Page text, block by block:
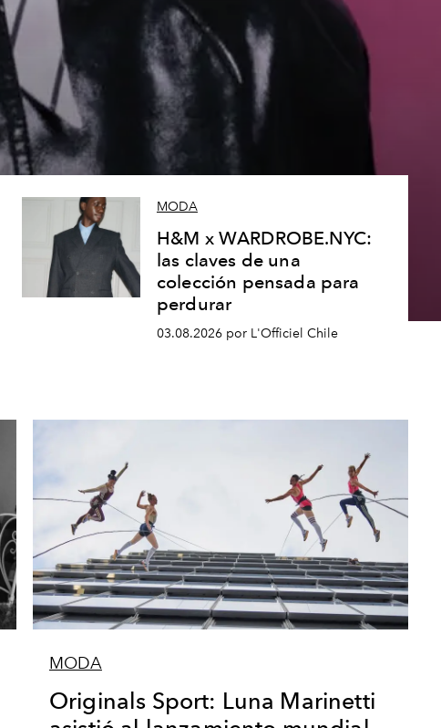
MODA
H&M x WARDROBE.NYC:
las claves de una
colección pensada para
perdurar
03.08.2026 por L'Officiel Chile
MODA
Originals Sport: Luna Marinetti